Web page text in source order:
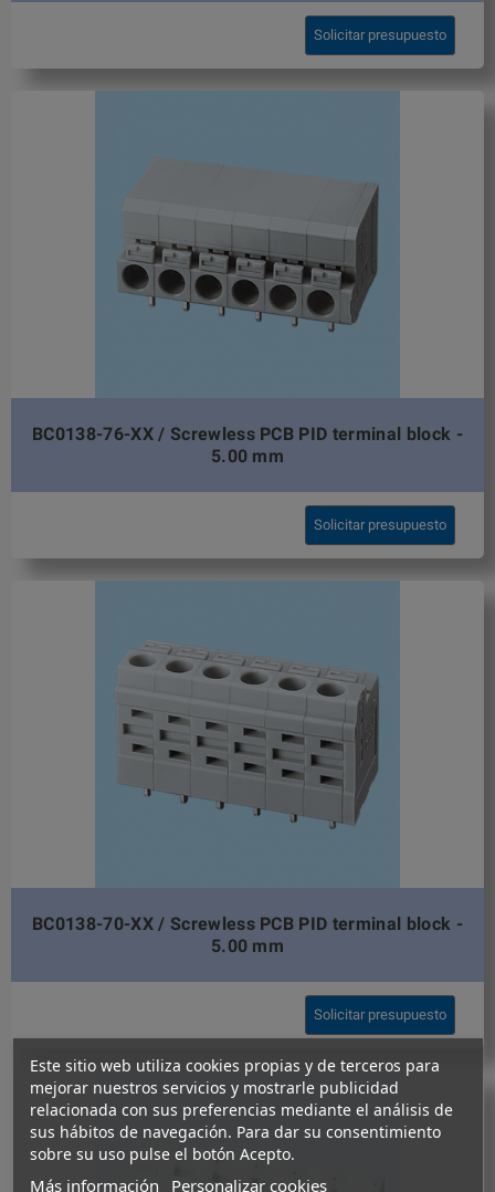
Solicitar presupuesto
BC0138-76-XX / Screwless PCB PID terminal block -
5.00 mm
Solicitar presupuesto
BC0138-70-XX / Screwless PCB PID terminal block -
5.00 mm
Solicitar presupuesto
Este sitio web utiliza cookies propias y de terceros para
mejorar nuestros servicios y mostrarle publicidad
relacionada con sus preferencias mediante el análisis de
sus hábitos de navegación. Para dar su consentimiento
sobre su uso pulse el botón Acepto.
Más información Personalizar cookies